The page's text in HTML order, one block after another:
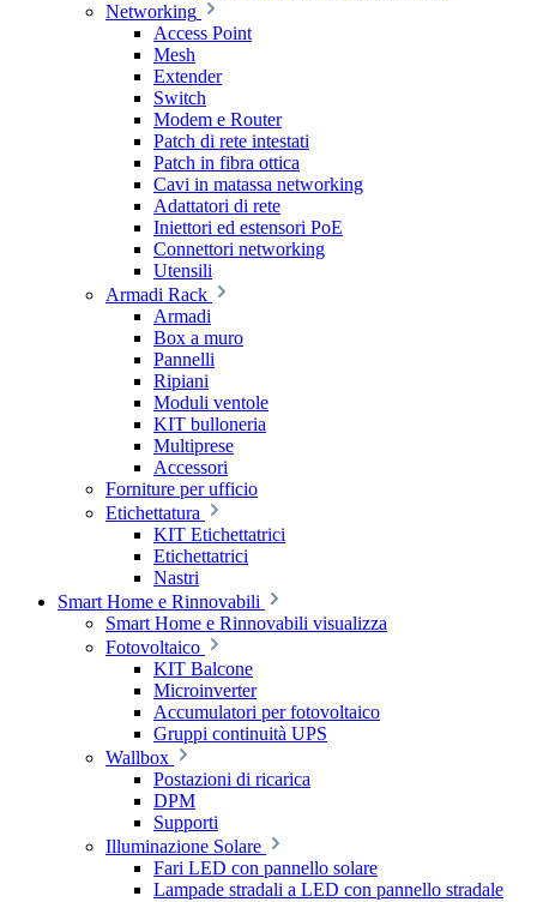
Networking
Access Point
Mesh
Extender
Switch
Modem e Router
Patch di rete intestati
Patch in fibra ottica
Cavi in matassa networking
Adattatori di rete
Iniettori ed estensori PoE
Connettori networking
Utensili
Armadi Rack
Armadi
Box a muro
Pannelli
Ripiani
Moduli ventole
KIT bulloneria
Multiprese
Accessori
Forniture per ufficio
Etichettatura
KIT Etichettatrici
Etichettatrici
Nastri
Smart Home e Rinnovabili
Smart Home e Rinnovabili visualizza
Fotovoltaico
KIT Balcone
Microinverter
Accumulatori per fotovoltaico
Gruppi continuità UPS
Wallbox
Postazioni di ricarica
DPM
Supporti
Illuminazione Solare
Fari LED con pannello solare
Lampade stradali a LED con pannello stradale